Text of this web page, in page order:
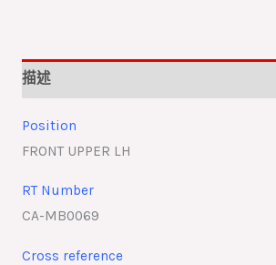
描述
Position
FRONT UPPER LH
RT Number
CA-MB0069
Cross reference